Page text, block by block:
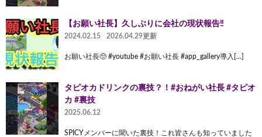
【お願い社長】久しぶりに会社の現状報告‼️
2024.02.15 2026.04.29更新
お願い社長🥺 #youtube #お願い社長 #app_gallery導入[…]
タピオカドリンクの裏技？！#おねがい社長 #タピオ
カ #裏技
2025.06.12
SPICYメンバーに聞いた裏技！これ皆さんも知っていました